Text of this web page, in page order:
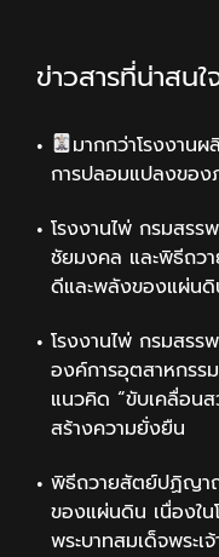
ข่าวสารที่น่าสนใ
มากกว่าโรงงาน
การปลอมแปลงของ
โรงงานไพ่ กรมสร
ชัยมงคล และพิธีถว
ดีและพลังของแผ่นดิ
โรงงานไพ่ กรมสรร
องค์การอุตสาหกรร
แนวคิด “ขับเคลื่อน
สร้างความยั่งยืน
พิธีถวายสัตย์ปฏิญา
ของแผ่นดิน เนื่องใน
พระบาทสมเด็จพระ